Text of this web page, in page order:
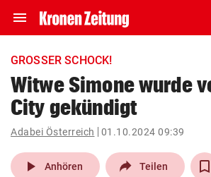
menu Navigation
ein-/ausklappen
account_circle Anmelden
pin_drop
Wien
GROSSER SCHOCK!
Witwe Simone wurde
City gekündigt
Adabei Österreich 01.10.2024 09:39
play_arrow Anhören Teilen